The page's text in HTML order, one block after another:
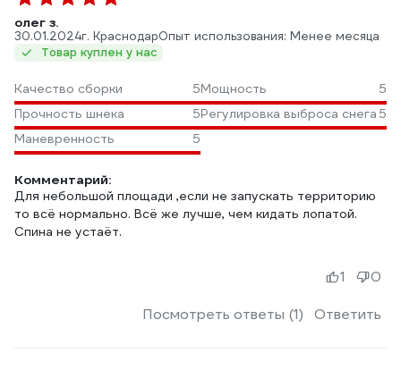
олег з.
30.01.2024г. КраснодарОпыт использования: Менее месяца
Товар куплен у нас
Качество сборки 5Мощность
5
Прочность шнека
5Регулировка выброса снега 5
Маневренность
5
Комментарий:
Для небольшой площади ,если не запускать территорию
то всё нормально. Всё же лучше, чем кидать лопатой.
Спина не устаёт.
Посмотреть ответы (1) Ответить
1 0